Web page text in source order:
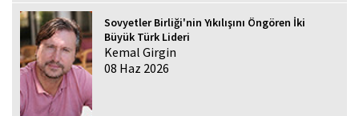
Sovyetler Birliği'nin Yıkılışını Öngören İki
Büyük Türk Lideri
Kemal Girgin
08 Haz 2026